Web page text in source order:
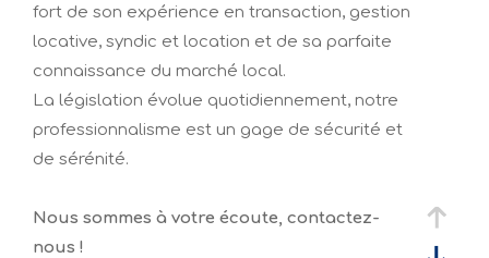
fort de son expérience en transaction, gestion
locative, syndic et location et de sa parfaite
connaissance du marché local.
La législation évolue quotidiennement, notre
professionnalisme est un gage de sécurité et
de sérénité.
Nous sommes à votre écoute, contactez-
nous !